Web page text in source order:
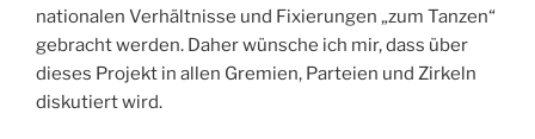
nationalen Verhältnisse und Fixierungen „zum Tanzen“
gebracht werden. Daher wünsche ich mir, dass über
dieses Projekt in allen Gremien, Parteien und Zirkeln
diskutiert wird.